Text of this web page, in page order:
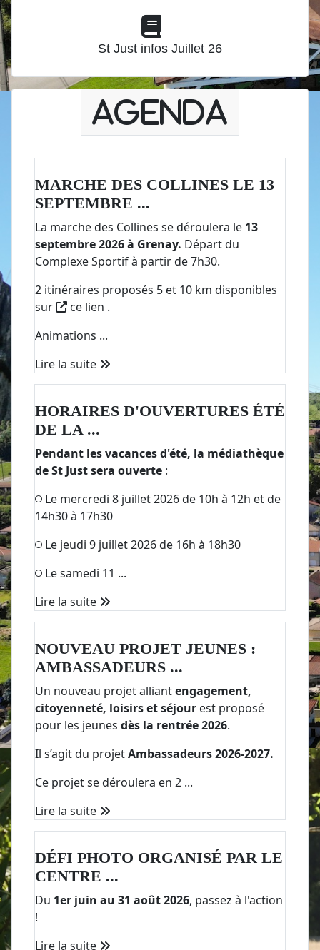
St Just infos Juillet 26
AGENDA
MARCHE DES COLLINES LE 13
SEPTEMBRE ...
La marche des Collines se déroulera le 13
septembre 2026 à Grenay. Départ du
Complexe Sportif à partir de 7h30.
2 itinéraires proposés 5 et 10 km disponibles
sur
ce lien .
Animations ...
Lire la suite
HORAIRES D'OUVERTURES ÉTÉ
DE LA ...
Pendant les vacances d'été, la médiathèque
de St Just sera ouverte :
Le mercredi 8 juillet 2026 de 10h à 12h et de
14h30 à 17h30
Le jeudi 9 juillet 2026 de 16h à 18h30
Le samedi 11 ...
Lire la suite
NOUVEAU PROJET JEUNES :
AMBASSADEURS ...
Un nouveau projet alliantengagement,
citoyenneté, loisirs et séjour est proposé
pour les jeunes dès la rentrée 2026.
Il s’agit du projetAmbassadeurs 2026-2027.
Ce projet se déroulera en 2 ...
Lire la suite
DÉFI PHOTO ORGANISÉ PAR LE
CENTRE ...
Du 1er juin au 31 août 2026, passez à l'action
!
Lire la suite